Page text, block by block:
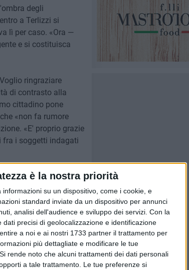
è la nostra priorità
su un dispositivo, come i cookie, e
standard inviate da un dispositivo per annunci
analisi dell'audience e sviluppo dei servizi. Con la
precisi di geolocalizzazione e identificazione
a noi e ai nostri 1733 partner il trattamento per
più dettagliate e modificare le tue
Si rende noto che alcuni trattamenti dei dati personali
a tale trattamento. Le tue preferenze si
degli
a Terlizzi si
lì per caso. «Ora —
e si costituisca
ringraziare
di contrasto alla
cittadino pone
«non fa rumore
«E' proprio grazie
fra i soggetti indagati
alle forze
nelle nostre
che dobbiamo
— che tutti
Come? Con la
illecito e